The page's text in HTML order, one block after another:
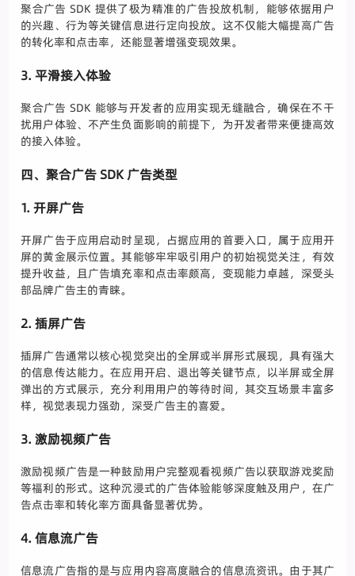
聚合广告 SDK 提供了极为精准的广告投放机制，能够依据用户
的兴趣、行为等关键信息进行定向投放。这不仅能大幅提高广告
的转化率和点击率，还能显著增强变现效果。
3. 平滑接入体验
聚合广告 SDK 能够与开发者的应用实现无缝融合，确保在不干
扰用户体验、不产生负面影响的前提下，为开发者带来便捷高效
的接入体验。
四、聚合广告 SDK 广告类型
1. 开屏广告
开屏广告于应用启动时呈现，占据应用的首要入口，属于应用开
屏的黄金展示位置。其能够牢牢吸引用户的初始视觉关注，有效
提升收益，且广告填充率和点击率颇高，变现能力卓越，深受头
部品牌广告主的青睐。
2. 插屏广告
插屏广告通常以核心视觉突出的全屏或半屏形式展现，具有强大
的信息传达能力。在应用开启、退出等关键节点，以半屏或全屏
弹出的方式展示，充分利用用户的等待时间，其交互场景丰富多
样，视觉表现力强劲，深受广告主的喜爱。
3. 激励视频广告
激励视频广告是一种鼓励用户完整观看视频广告以获取游戏奖励
等福利的形式。这种沉浸式的广告体验能够深度触及用户，在广
告点击率和转化率方面具备显著优势。
4. 信息流广告
信息流广告指的是与应用内容高度融合的信息流资讯。由于其广